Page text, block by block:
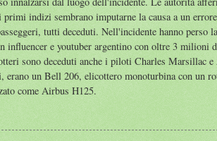
primi indizi sembrano imputarne la causa a un
tutti deceduti. Nell'incidente hanno perso
influencer e youtuber argentino con oltre 3 milioni
sono deceduti anche i piloti Charles Marsillac
erano un Bell 206, elicottero monoturbina con un
come Airbus H125.